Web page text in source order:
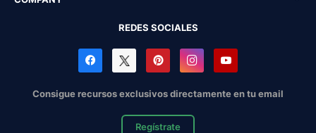
REDES SOCIALES
Consigue recursos exclusivos directamente en tu email
Regístrate